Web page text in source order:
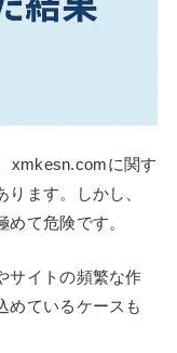
xmkesn.comに関す
ます。しかし、
めて危険です。
サイトの頻繁な作
めているケースも